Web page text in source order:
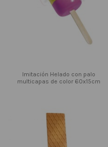
Imitación Helado con palo
multicapas de color 60x15cm